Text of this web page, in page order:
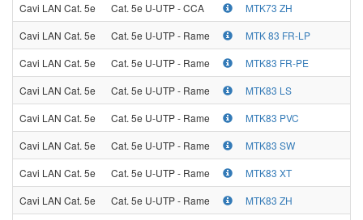
Cavi LAN Cat. 5e
Cat. 5e U-UTP - CCA
MTK73 ZH
Cavi LAN Cat. 5e
Cat. 5e U-UTP - Rame
MTK 83 FR-LP
Cavi LAN Cat. 5e
Cat. 5e U-UTP - Rame
MTK83 FR-PE
Cavi LAN Cat. 5e
Cat. 5e U-UTP - Rame
MTK83 LS
Cavi LAN Cat. 5e
Cat. 5e U-UTP - Rame
MTK83 PVC
Cavi LAN Cat. 5e
Cat. 5e U-UTP - Rame
MTK83 SW
Cavi LAN Cat. 5e
Cat. 5e U-UTP - Rame
MTK83 XT
Cavi LAN Cat. 5e
Cat. 5e U-UTP - Rame
MTK83 ZH